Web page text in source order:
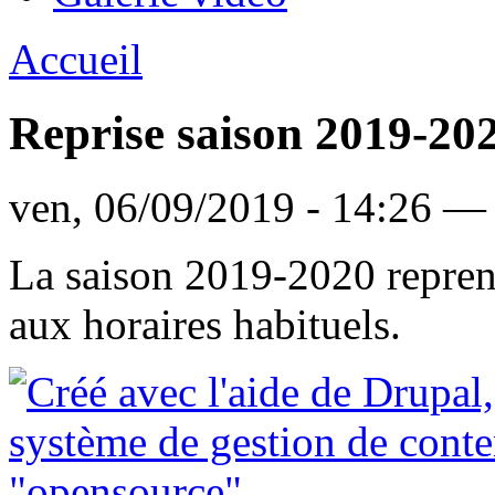
Accueil
Reprise saison 2019-
ven, 06/09/2019 - 14:26 —
La saison 2019-2020
aux horaires habituels.